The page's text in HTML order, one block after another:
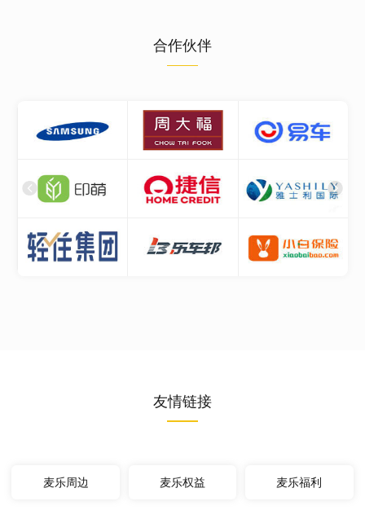
合作伙伴
友情链接
麦乐周边 麦乐权益 麦乐福利